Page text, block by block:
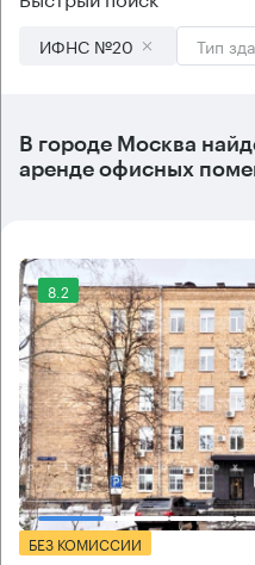
ИФНС №20 Тип
В городе Москва
аренде офисных
8.2
БЕЗ КОМИССИИ